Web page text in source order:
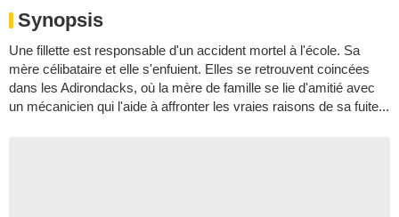
Synopsis
Une fillette est responsable d'un accident mortel à l'école. Sa
mère célibataire et elle s'enfuient. Elles se retrouvent coincées
dans les Adirondacks, où la mère de famille se lie d'amitié avec
un mécanicien qui l'aide à affronter les vraies raisons de sa fuite...